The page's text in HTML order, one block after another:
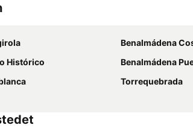
Benalmádena
Histórico Benalmádena
Torrequebrada